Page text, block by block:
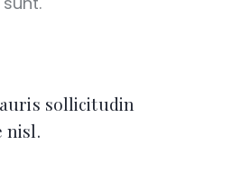
sollicitudin
nisl.